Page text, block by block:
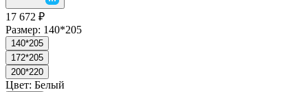
17 672 ₽
Размер: 140*205
140*205
172*205
200*220
Цвет: Белый